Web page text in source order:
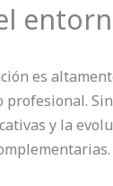
es
y la